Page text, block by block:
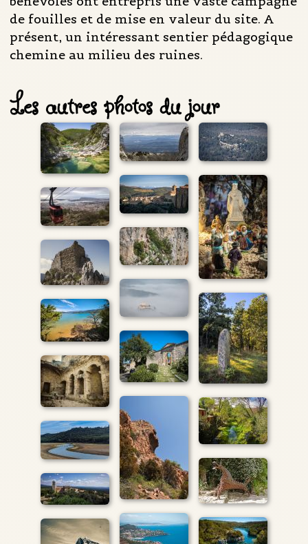
de fouilles et de mise en valeur du site. A
présent, un intéressant sentier pédagogique
chemine au milieu des ruines.
Les autres photos du jour